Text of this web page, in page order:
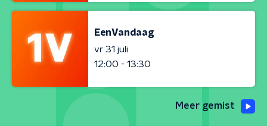
EenVandaag
vr 31 juli
12:00 - 13:30
Meer gemist